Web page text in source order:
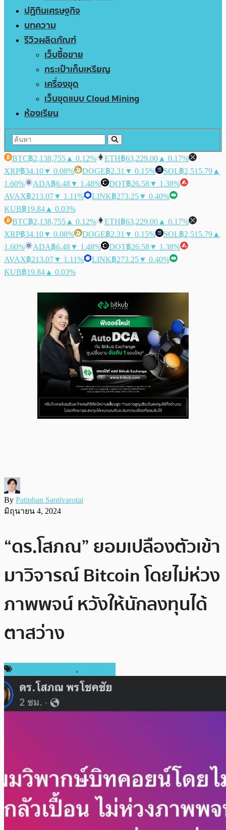
ปฏิทินเศรษฐกิจ
บทความ
รีวิวผลิตภัณฑ์
เว็บซื้อขาย
กระเป๋าเก็บเหรียญ
เครื่องขุด
เว็บขุดแบบ Cloud Mining
ห้องเรียน
BTC฿2,138,755 ▲ 0.12% ETH฿63,229.00 ▲ 0.17%
XRP฿34.10▼ 0.08% DOGE฿2.31 ▼ 0.15% SOL฿2,515.79 ▲
1.60%
ADA฿6.48▼ 1.48% DOT฿26.58▼ 1.38%
AVAX฿213.07▼ 1.11% LINK฿273.25▼ 0.40%
KUB฿19.84 ▲ 0.03%
BTC฿2,138,755 ▲ 0.12% ETH฿63,229.00 ▲ 0.17%
XRP฿34.10▼ 0.08% DOGE฿2.31 ▼ 0.15% SOL฿2,515.79 ▲
1.60%
ADA฿6.48▼ 1.48% DOT฿26.58▼ 1.38%
AVAX฿213.07▼ 1.11% LINK฿273.25▼ 0.40%
KUB฿19.84 ▲ 0.03%
By Patiphan Santivarotai
มิถุนายน 4, 2024
“ดร.โสภณ” ยอมเปลืองตัวเข้า
มาวิจารณ์ Bitcoin โดยไม่ห่วง
ภาพพจน์ หวังให้นักลงทุนได้
ตาสว่าง
,